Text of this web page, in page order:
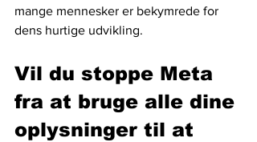
mange mennesker er bekymrede for
dens hurtige udvikling.
Vil du stoppe Meta
fra at bruge alle dine
oplysninger til at